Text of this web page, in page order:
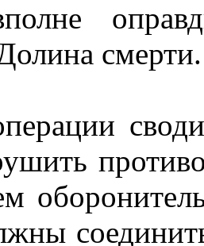
смерти.